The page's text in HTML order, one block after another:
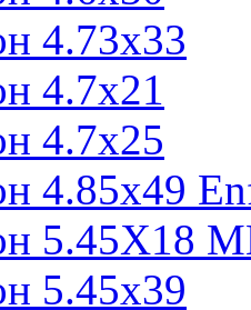
4.73x33
4.7x21
4.7x25
4.85x49
5.45X18
5.45х39